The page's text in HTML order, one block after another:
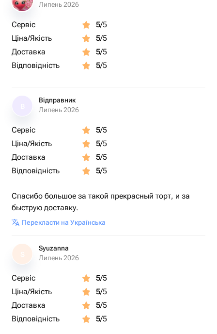
Липень 2026
Сервіс 5/5
Ціна/Якість
5/5
Доставка
5/5
Відповідність
5/5
Відправник
Липень 2026
Сервіс 5/5
Ціна/Якість
5/5
Доставка
5/5
Відповідність
5/5
Спасибо большое за такой прекрасный торт, и за
быструю доставку.
Перекласти на Українська
S
Syuzanna
Липень 2026
Сервіс 5/5
Ціна/Якість
5/5
Доставка
5/5
Відповідність
5/5